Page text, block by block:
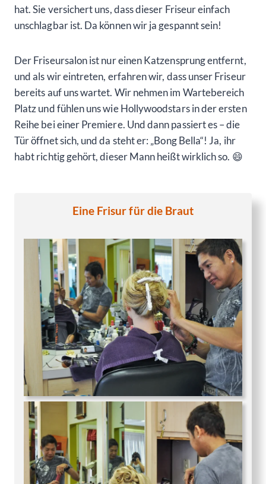
hat. Sie versichert uns, dass dieser Friseur einfach
unschlagbar ist. Da können wir ja gespannt sein!
Der Friseursalon ist nur einen Katzensprung entfernt,
und als wir eintreten, erfahren wir, dass unser Friseur
bereits auf uns wartet. Wir nehmen im Wartebereich
Platz und fühlen uns wie Hollywoodstars in der ersten
Reihe bei einer Premiere. Und dann passiert es – die
Tür öffnet sich, und da steht er: „Bong Bella“! Ja, ihr
habt richtig gehört, dieser Mann heißt wirklich so. 😄
Eine Frisur für die Braut